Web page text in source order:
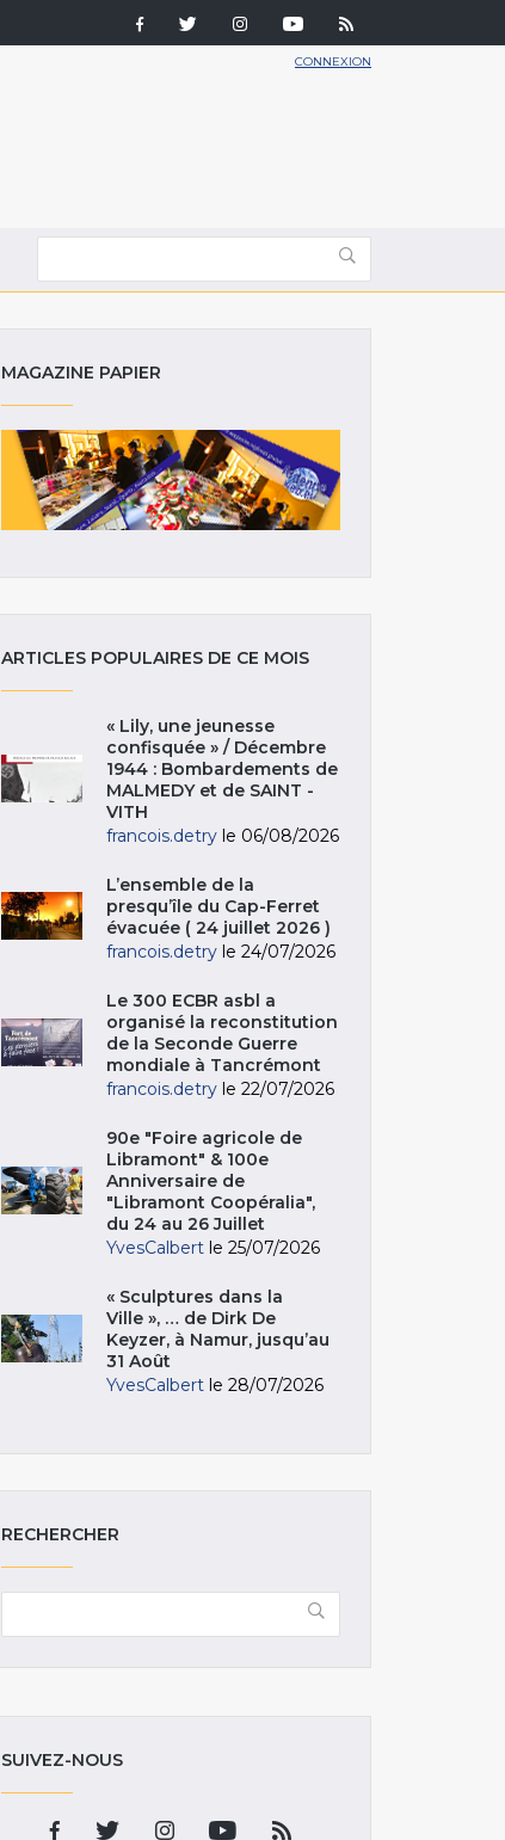
CONNEXION
MAGAZINE PAPIER
ARTICLES POPULAIRES DE CE MOIS
« Lily, une jeunesse
confisquée » / Décembre
1944 : Bombardements de
MALMEDY et de SAINT -
VITH
francois.detry le 06/08/2026
L’ensemble de la
presqu’île du Cap-Ferret
évacuée ( 24 juillet 2026 )
francois.detry le 24/07/2026
Le 300 ECBR asbl a
organisé la reconstitution
de la Seconde Guerre
mondiale à Tancrémont
francois.detry le 22/07/2026
90e "Foire agricole de
Libramont" & 100e
Anniversaire de
"Libramont Coopéralia",
du 24 au 26 Juillet
YvesCalbert le 25/07/2026
« Sculptures dans la
Ville », … de Dirk De
Keyzer, à Namur, jusqu’au
31 Août
YvesCalbert le 28/07/2026
RECHERCHER
SUIVEZ-NOUS